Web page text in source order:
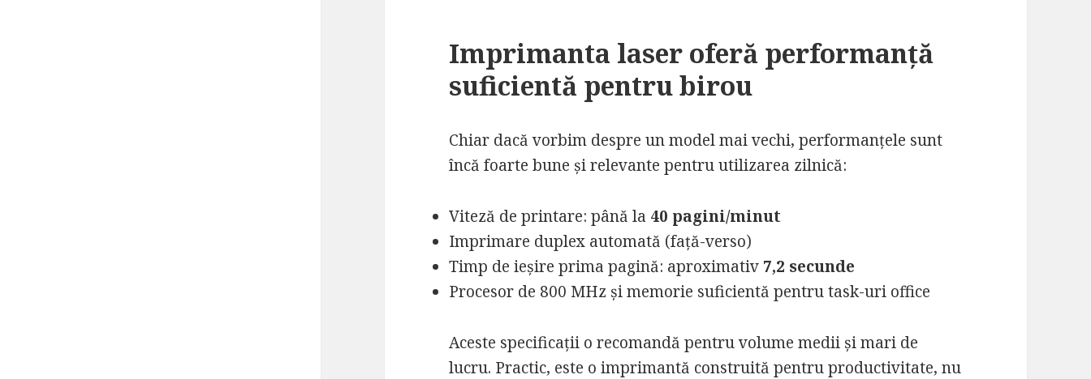
Imprimanta laser oferă performanță
suficientă pentru birou
Chiar dacă vorbim despre un model mai vechi, performanțele sunt
încă foarte bune și relevante pentru utilizarea zilnică:
Viteză de printare: până la 40 pagini/minut
Imprimare duplex automată (față-verso)
Timp de ieșire prima pagină: aproximativ 7,2 secunde
Procesor de 800 MHz și memorie suficientă pentru task-uri office
Aceste specificații o recomandă pentru volume medii și mari de
lucru. Practic, este o imprimantă construită pentru productivitate, nu